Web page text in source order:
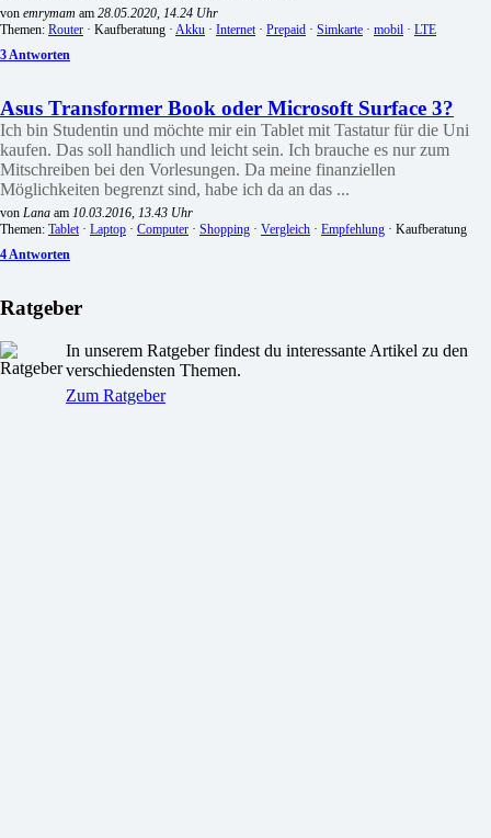
von emrymam am 28.05.2020, 14.24 Uhr
Themen: Router · Kaufberatung · Akku · Internet· Prepaid · Simkarte · mobil · LTE
3 Antworten
Asus Transformer Book oder Microsoft Surface 3?
Ich bin Studentin und möchte mir ein Tablet mit Tastatur für die Uni
kaufen. Das soll handlich und leicht sein. Ich brauche es nur zum
Mitschreiben bei den Vorlesungen. Da meine finanziellen
Möglichkeiten begrenzt sind, habe ich da an das ...
von Lana am 10.03.2016, 13.43 Uhr
Themen: Tablet· Laptop · Computer · Shopping · Vergleich · Empfehlung · Kaufberatung
4 Antworten
Ratgeber
In unserem Ratgeber findest du interessante Artikel zu den
verschiedensten Themen.
Zum Ratgeber